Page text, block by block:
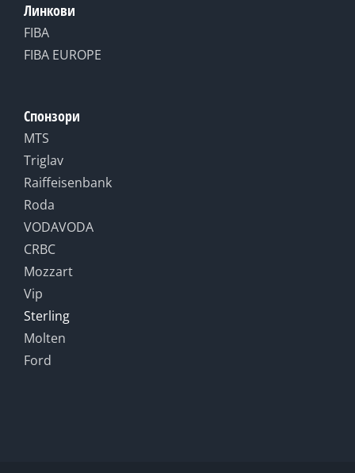
Линкови
FIBA
FIBA EUROPE
Спонзори
MTS
Triglav
Raiffeisenbank
Roda
VODAVODA
CRBC
Mozzart
Vip
Sterling
Molten
Ford